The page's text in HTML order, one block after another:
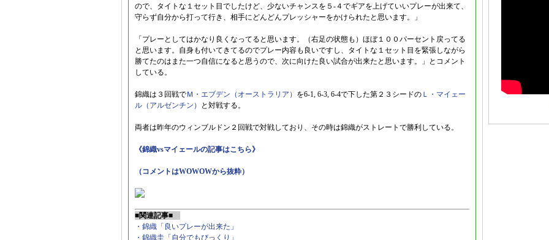
ので、タイトな１セット目でしたけど、少ないチャンスを５-４でギアを上げていいプレーが出来て、
守らず自分から打って行き、相手にどんどんプレッシャーをかけられたと思います。」
「プレーとしてはかなり良くなってると思います。（右足の状態も）ほぼ１００パーセント戻ってる
と思います。自身も付いてきてるのでプレー内容も良いですし、タイトな１セット目を緊張しながら
勝てたのはまた一つ自信になると思うので、次に向けた良い試合が出来たと思います。」とコメント
している。
錦織は３回戦でＭ・エブデン（オーストラリア） を6-1, 6-3, 6-4で下した第２３シードの Ｌ・マイェー
ル（アルゼンチン）
と対戦する。
両者は昨年のウィンブルドン２回戦で対戦しており、その時は錦織がストレートで勝利している。
《錦織vsマイェールの記事はこちら》
（コメントはWOWOWから抜粋）
■関連記事■
・錦織「良いプレーが出来た」
・錦織圭「自分でもびっくり」